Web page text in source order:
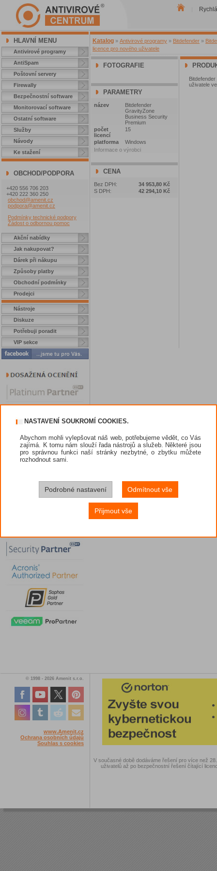
HLAVNÍ MENU
Antivirové programy
AntiSpam
Poštovní servery
Firewally
Bezpečnostní software
Monitorovací software
Ostatní software
Služby
Návody
Ke stažení
OBCHOD/PODPORA
+420 556 706 203
+420 222 360 250
obchod@amenit.cz
podpora@amenit.cz
Podmínky technické podpory
Žádost o odbornou pomoc
Akční nabídky
Jak nakupovat?
Dárek při nákupu
Způsoby platby
Obchodní podmínky
Prodejci
Nástroje
Diskuze
Potřebuji poradit
VIP sekce
Katalog » Antivirové programy » Bitdefender »
licence pro nového uživatele
FOTOGRAFIE
PARAMETRY
název
Bitdefender
GravityZone
Business Security
Premium
počet
licencí
15
platforma
Windows
Informace o výrobci
CENA
Bez DPH:
34 953,80 Kč
S DPH:
42 294,10 Kč
uživatele
© 1998 - 2026 Amenit s.r.o.
www.Amenit.cz
Ochrana osobních údajů
Souhlas s cookies
V současné době dodáváme řešení pro více než
uživatelů až po bezpečnostní řešení čítající
NASTAVENÍ SOUKROMÍ COOKIES.
Abychom mohli vylepšovat náš web, potřebujeme vědět, co Vás
zajímá. K tomu nám slouží řada nástrojů a služeb. Některé jsou
pro správnou funkci naší stránky nezbytné, o zbytku můžete
rozhodnout sami.
Podrobné nastavení Odmítnout vše
Přijmout vše